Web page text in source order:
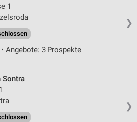
❯
1
Angebote: 3 Prospekte
❯
Sontra